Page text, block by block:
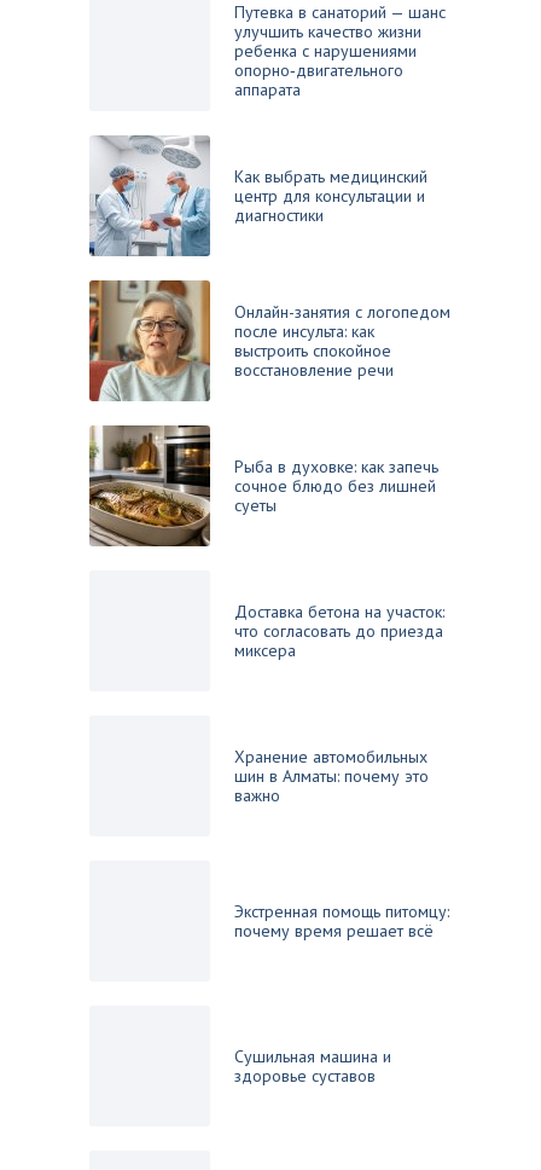
Путевка в санаторий — шанс
улучшить качество жизни
ребенка с нарушениями
опорно‑двигательного
аппарата
Как выбрать медицинский
центр для консультации и
диагностики
Онлайн-занятия с логопедом
после инсульта: как
выстроить спокойное
восстановление речи
Рыба в духовке: как запечь
сочное блюдо без лишней
суеты
Доставка бетона на участок:
что согласовать до приезда
миксера
Хранение автомобильных
шин в Алматы: почему это
важно
Экстренная помощь питомцу:
почему время решает всё
Сушильная машина и
здоровье суставов